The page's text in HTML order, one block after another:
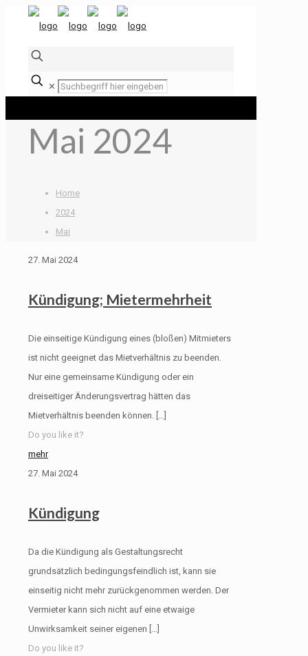
✕
Mai 2024
Home
2024
Mai
27. Mai 2024
Kündigung; Mietermehrheit
Die einseitige Kündigung eines (bloßen) Mitmieters
ist nicht geeignet das Mietverhältnis zu beenden.
Nur eine gemeinsame Kündigung oder ein
dreiseitiger Änderungsvertrag hätten das
Mietverhältnis beenden können.
Do you like it?
mehr
27. Mai 2024
Kündigung
Da die Kündigung als Gestaltungsrecht
grundsätzlich bedingungsfeindlich ist, kann sie
einseitig nicht mehr zurückgenommen werden. Der
Vermieter kann sich nicht auf eine etwaige
Unwirksamkeit seiner eigenen […]
Do you like it?